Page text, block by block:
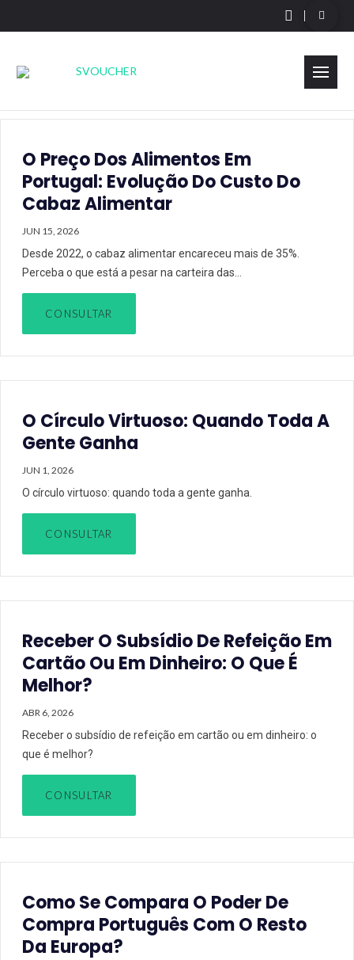
O Preço Dos Alimentos Em
Portugal: Evolução Do Custo Do
Cabaz Alimentar
JUN 15, 2026
Desde 2022, o cabaz alimentar encareceu mais de 35%.
Perceba o que está a pesar na carteira das…
CONSULTAR
O Círculo Virtuoso: Quando Toda A
Gente Ganha
JUN 1, 2026
O círculo virtuoso: quando toda a gente ganha.
CONSULTAR
Receber O Subsídio De Refeição Em
Cartão Ou Em Dinheiro: O Que É
Melhor?
ABR 6, 2026
Receber o subsídio de refeição em cartão ou em dinheiro: o
que é melhor?
CONSULTAR
Como Se Compara O Poder De
Compra Português Com O Resto
Da Europa?